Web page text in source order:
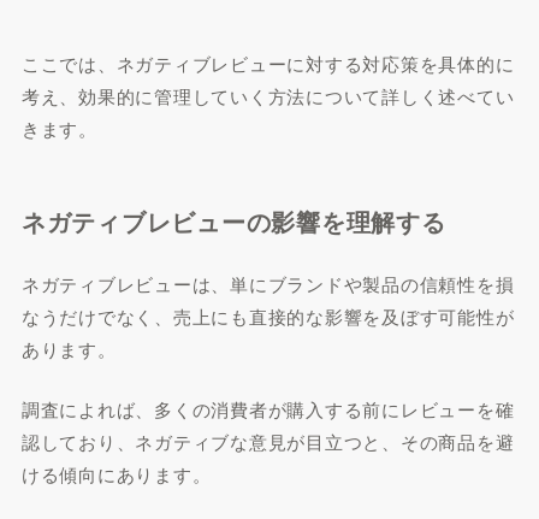
ここでは、ネガティブレビューに対する対応策を具体的に
考え、効果的に管理していく方法について詳しく述べてい
きます。
ネガティブレビューの影響を理解する
ネガティブレビューは、単にブランドや製品の信頼性を損
なうだけでなく、売上にも直接的な影響を及ぼす可能性が
あります。
調査によれば、多くの消費者が購入する前にレビューを確
認しており、ネガティブな意見が目立つと、その商品を避
ける傾向にあります。